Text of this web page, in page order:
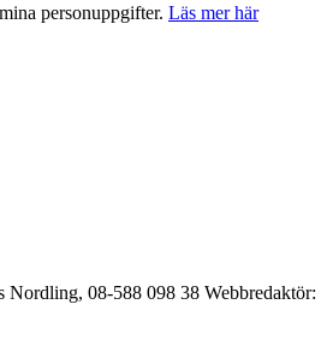
personuppgifter. Läs mer här
Nordling, 08-588 098 38 Webbredaktör: